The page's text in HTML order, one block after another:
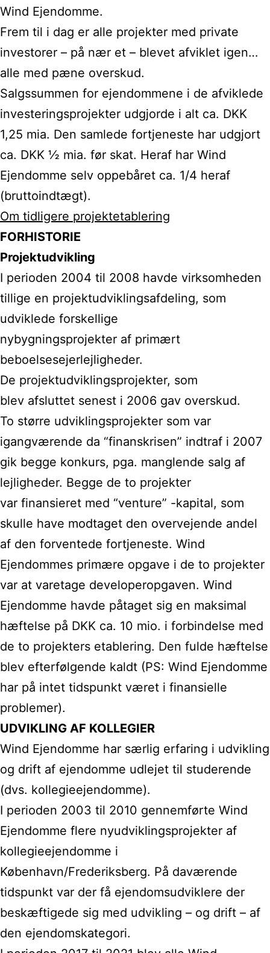
Wind Ejendomme.
Frem til i dag er alle projekter med private
investorer – på nær et – blevet afviklet igen…
alle med pæne overskud.
Salgssummen for ejendommene i de afviklede
investeringsprojekter udgjorde i alt ca. DKK
1,25 mia. Den samlede fortjeneste har udgjort
ca. DKK ½ mia. før skat. Heraf har Wind
Ejendomme selv oppebåret ca. 1/4 heraf
(bruttoindtægt).
Om tidligere projektetablering
FORHISTORIE
Projektudvikling
I perioden 2004 til 2008 havde virksomheden
tillige en projektudviklingsafdeling, som
udviklede forskellige
nybygningsprojekter af primært
beboelsesejerlejligheder.
De projektudviklingsprojekter, som
blev afsluttet senest i 2006 gav overskud.
To større udviklingsprojekter som var
igangværende da “finanskrisen” indtraf i 2007
gik begge konkurs, pga. manglende salg af
lejligheder. Begge de to projekter
var finansieret med “venture” -kapital, som
skulle have modtaget den overvejende andel
af den forventede fortjeneste. Wind
Ejendommes primære opgave i de to projekter
var at varetage developeropgaven. Wind
Ejendomme havde påtaget sig en maksimal
hæftelse på DKK ca. 10 mio. i forbindelse med
de to projekters etablering. Den fulde hæftelse
blev efterfølgende kaldt (PS: Wind Ejendomme
har på intet tidspunkt været i finansielle
problemer).
UDVIKLING AF KOLLEGIER
Wind Ejendomme har særlig erfaring i udvikling
og drift af ejendomme udlejet til studerende
(dvs. kollegieejendomme).
I perioden 2003 til 2010 gennemførte Wind
Ejendomme flere nyudviklingsprojekter af
kollegieejendomme i
København/Frederiksberg. På daværende
tidspunkt var der få ejendomsudviklere der
beskæftigede sig med udvikling – og drift – af
den ejendomskategori.